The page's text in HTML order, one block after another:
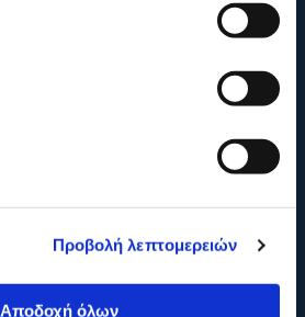
Προβολή λεπτομερειών
Αποδοχή όλων